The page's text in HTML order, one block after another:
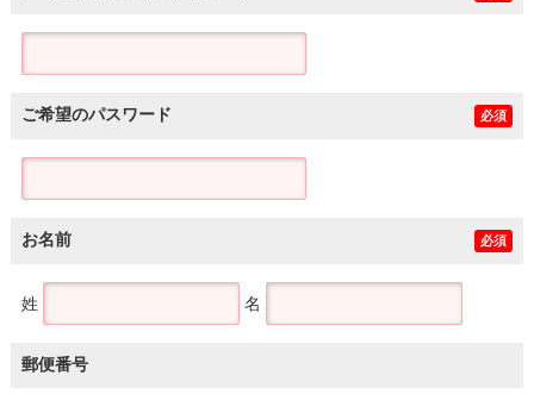
ご希望のパスワード 必須
お名前 必須
姓 名
郵便番号